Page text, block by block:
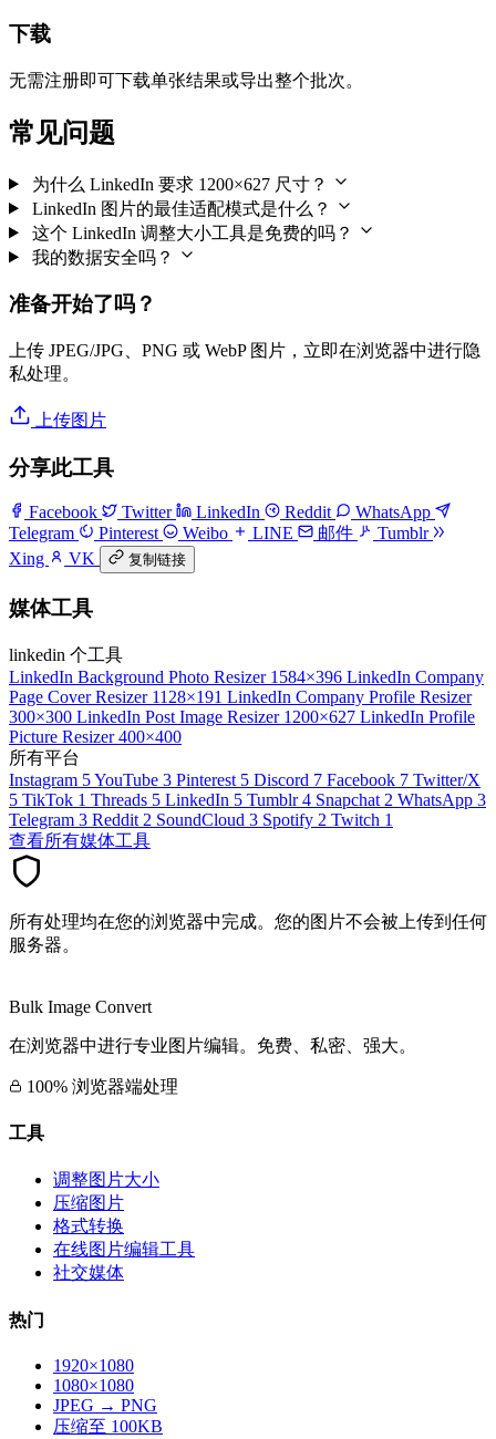
下载
无需注册即可下载单张结果或导出整个批次。
常见问题
为什么 LinkedIn 要求 1200×627 尺寸？
LinkedIn 图片的最佳适配模式是什么？
这个 LinkedIn 调整大小工具是免费的吗？
我的数据安全吗？
准备开始了吗？
上传 JPEG/JPG、PNG 或 WebP 图片，立即在浏览器中进行隐
私处理。
上传图片
分享此工具
Facebook Twitter LinkedIn Reddit
WhatsApp
Telegram
Pinterest Weibo LINE 邮件
Tumblr
Xing
VK 复制链接
媒体工具
linkedin 个工具
LinkedIn Background Photo Resizer 1584×396 LinkedIn Company
Page Cover Resizer 1128×191 LinkedIn Company Profile Resizer
300×300 LinkedIn Post Image Resizer 1200×627 LinkedIn Profile
Picture Resizer 400×400
所有平台
Instagram 5YouTube 3 Pinterest 5 Discord 7 Facebook 7 Twitter/X
5 TikTok 1 Threads 5 LinkedIn 5 Tumblr 4 Snapchat 2 WhatsApp 3
Telegram 3 Reddit 2 SoundCloud 3 Spotify 2 Twitch 1
查看所有媒体工具
所有处理均在您的浏览器中完成。您的图片不会被上传到任何
服务器。
Bulk Image Convert
在浏览器中进行专业图片编辑。免费、私密、强大。
100% 浏览器端处理
工具
调整图片大小
压缩图片
格式转换
在线图片编辑工具
社交媒体
热门
1920×1080
1080×1080
JPEG → PNG
压缩至 100KB